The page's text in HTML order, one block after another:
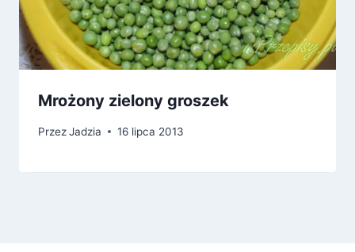
Mrożony zielony groszek
PrzezJadzia 16 lipca 2013